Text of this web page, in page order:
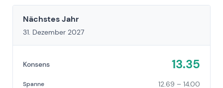
Nächstes Jahr
31. Dezember 2027
Konsens 13.35
Spanne 12.69 – 14.00